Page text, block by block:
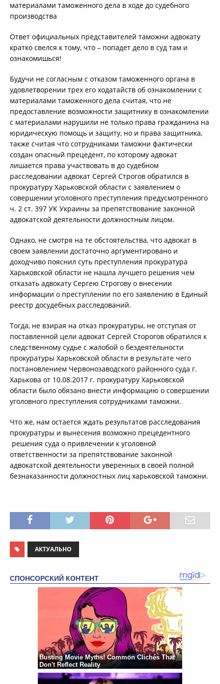
материалами таможенного дела в ходе до судебного
производства
Ответ официальных представителей таможни адвокату
кратко свелся к тому, что – попадет дело в суд там и
ознакомишься!
Будучи не согласным с отказом таможенного органа в
удовлетворении трех его ходатайств об ознакомлении с
материалами таможенного дела считая, что не
предоставление возможности защитнику в ознакомлении
с материалами нарушили не только права гражданина на
юридическую помощь и защиту, но и права защитника,
также считая что сотрудниками таможни фактически
создан опасный прецедент, по которому адвокат
лишается права участвовать в до судебном
расследовании адвокат Сергей Строгов обратился в
прокуратуру Харьковской области с заявлением о
совершении уголовного преступления предусмотренного
ч. 2 ст. 397 УК Украины за препятствование законной
адвокатской деятельности должностным лицом.
Однако, не смотря на те обстоятельства, что адвокат в
своем заявлении достаточно аргументировано и
доходчиво пояснил суть преступления прокуратура
Харьковской области не нашла лучшего решения чем
отказать адвокату Сергею Строгову о внесении
информации о преступлении по его заявлению в Единый
реестр досудебных расследований.
Тогда, не взирая на отказ прокуратуры, не отступая от
поставленной цели адвокат Сергей Сторогов обратился к
следственному судье с жалобой о бездеятельности
прокуратуры Харьковской области в результате чего
постановлением Червонозаводского районного суда г.
Харькова от 10.08.2017 г. прокуратуру Харьковской
области было обязано внести информацию о совершении
уголовного преступления сотрудниками таможни.
Что же, нам остается ждать результатов расследования
прокуратуры и вынесения возможно прецедентного
решения суда о привлечении к уголовной
ответственности за препятствование законной
адвокатской деятельности уверенных в своей полной
безнаказанности должностных лиц харьковской таможни.
АКТУАЛЬНО